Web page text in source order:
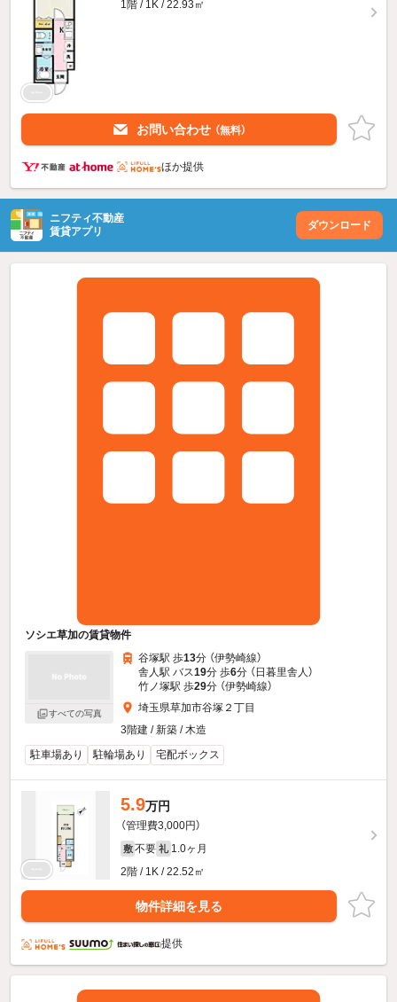
1階 / 1K / 22.93㎡
お問い合わせ （無料）
ほか提供
ニフティ不動産
賃貸アプリ
ダウンロード
ソシエ草加の賃貸物件
すべての写真
谷塚駅 歩13分 （伊勢崎線）
舎人駅 バス19分 歩6分 （日暮里舎人）
竹ノ塚駅 歩29分 （伊勢崎線）
埼玉県草加市谷塚２丁目
3階建 / 新築 / 木造
駐車場あり
駐輪場あり 宅配ボックス
5.9万円
（管理費3,000円）
敷 不要 礼 1.0ヶ月
2階 / 1K / 22.52㎡
物件詳細を見る
提供